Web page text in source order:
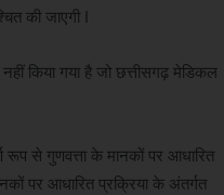
की जाएगी I
किया गया है जो छत्तीसगढ़ मेडिकल
रूप से गुणवत्ता के मानकों पर आधारित
पर आधारित प्रक्रिया के अंतर्गत